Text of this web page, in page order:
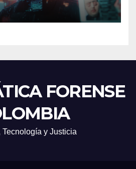
Utilizar en
Digitales
FORENSE
Tecnología y Justicia